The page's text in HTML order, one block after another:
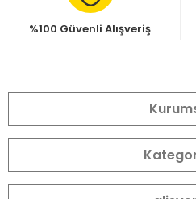
%100 Güvenli Alışveriş